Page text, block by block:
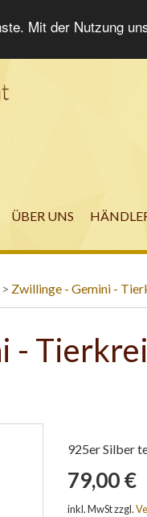
Mit der Nutzung
ÜBER UNS
> Zwillinge - Gemini -
-
925er Silber
79,00 €
inkl. MwSt zzgl.